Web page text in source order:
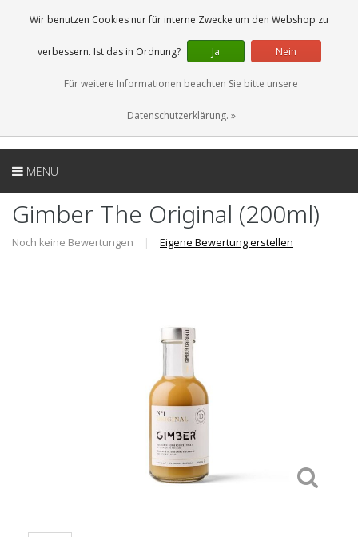
0 Artikel
DE
MENU
Gimber The Original (200ml)
Noch keine Bewertungen | Eigene Bewertung erstellen
Wir benutzen Cookies nur für interne Zwecke um den Webshop zu
verbessern. Ist das in Ordnung? Ja Nein
Für weitere Informationen beachten Sie bitte unsere
Datenschutzerklärung. »